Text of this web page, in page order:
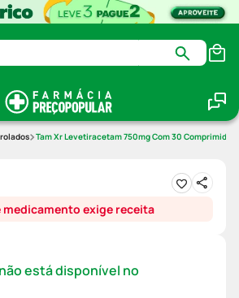
Tam Xr Levetiracetam 750mg Com 30 Comprimido
medicamento exige receita
está disponível no